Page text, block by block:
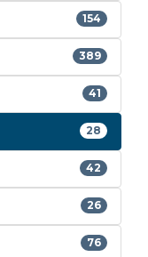
154
389
41
28
42
26
76